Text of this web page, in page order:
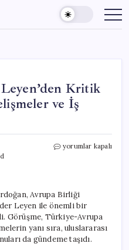
Kritik
ve İş
Erdoğan
Kritik
İletişim:
Bölgesel
Gelişmeler
ve
yorumlar kapalı
Avrupa Birliği
Leyen ile önemli bir
Görüşme, Türkiye-Avrupa
yanı sıra, uluslararası
da gündeme taşıdı.